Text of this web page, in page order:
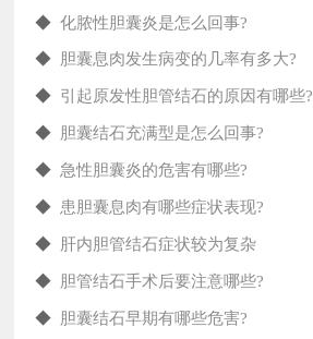
◆化脓性胆囊炎是怎么回事?
◆ 胆囊息肉发生病变的几率有多大?
◆ 引起原发性胆管结石的原因有哪些?
◆ 胆囊结石充满型是怎么回事?
◆ 急性胆囊炎的危害有哪些?
◆ 患胆囊息肉有哪些症状表现?
◆ 肝内胆管结石症状较为复杂
◆ 胆管结石手术后要注意哪些?
◆ 胆囊结石早期有哪些危害?